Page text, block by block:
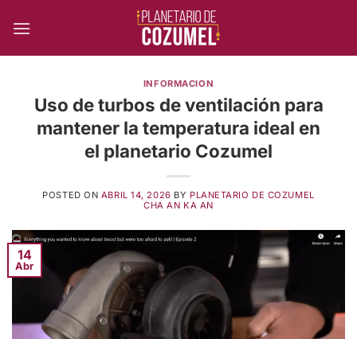
INFORMACION
Uso de turbos de ventilación para
mantener la temperatura ideal en
el planetario Cozumel
POSTED ON ABRIL 14, 2026 BY PLANETARIO DE COZUMEL
CHA AN KA AN
14
Abr